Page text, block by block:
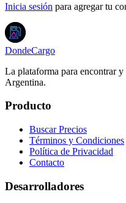
Inicia sesión para agregar tu
DondeCargo
La plataforma para encontrar
Argentina.
Producto
Buscar Precios
Términos y Condiciones
Política de Privacidad
Contacto
Desarrolladores